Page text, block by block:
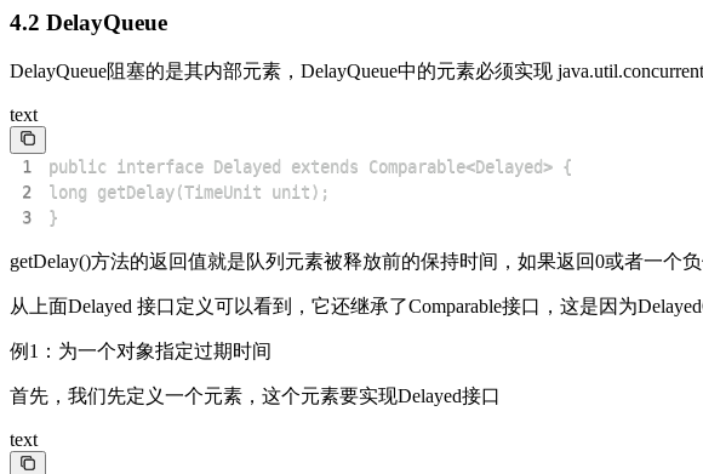
4.2 DelayQueue
DelayQueue阻塞的是其内部元素，DelayQueue中的元素必须实现
text
1
2
3
}
getDelay()方法的返回值就是队列元素被释放前的保持时间，如果返回0或者一个
从上面Delayed 接口定义可以看到，它还继承了Comparable接口，这是因为
例1：为一个对象指定过期时间
首先，我们先定义一个元素，这个元素要实现Delayed接口
text